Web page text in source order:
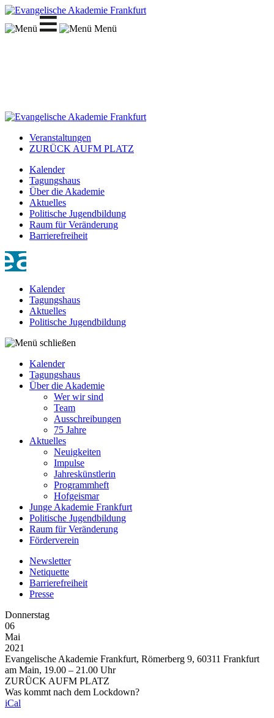
Menü
Veranstaltungen
ZURÜCK AUFM PLATZ
Kalender
Tagungshaus
Über die Akademie
Aktuelles
Politische Jugendbildung
Raum für Veränderung
Barrierefreiheit
Kalender
Tagungshaus
Aktuelles
Politische Jugendbildung
Kalender
Tagungshaus
Über die Akademie
Wer wir sind
Team
Ausschreibungen
75 Jahre
Aktuelles
Neuigkeiten
Impulse
Jahreskünstlerin
Programmheft
Hofgeismar
Junge Akademie Frankfurt
Politische Jugendbildung
Raum für Veränderung
Förderverein
Newsletter
Netiquette
Barrierefreiheit
Presse
Donnerstag
06
Mai
2021
Evangelische Akademie Frankfurt, Römerberg 9, 60311 Frankfurt
am Main, 19.00 – 21.00 Uhr
ZURÜCK AUFM PLATZ
Was kommt nach dem Lockdown?
iCal